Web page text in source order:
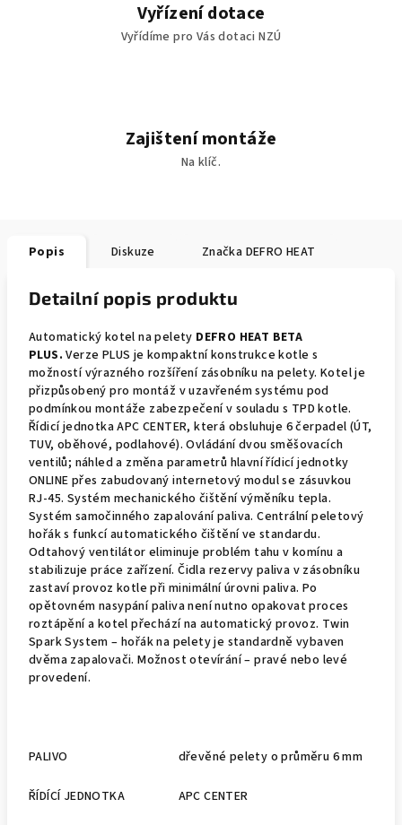
Vyřízení dotace
Vyřídíme pro Vás dotaci NZÚ
Zajištení montáže
Na klíč.
Popis Diskuze Značka DEFRO HEAT
Detailní popis produktu
Automatický kotel na pelety DEFRO HEAT BETA
PLUS. Verze PLUS je kompaktní konstrukce kotle s
možností výrazného rozšíření zásobníku na pelety. Kotel je
přizpůsobený pro montáž v uzavřeném systému pod
podmínkou montáže zabezpečení v souladu s TPD kotle.
Řídicí jednotka APC CENTER, která obsluhuje 6 čerpadel (ÚT,
TUV, oběhové, podlahové). Ovládání dvou směšovacích
ventilů; náhled a změna parametrů hlavní řídicí jednotky
ONLINE přes zabudovaný internetový modul se zásuvkou
RJ-45. Systém mechanického čištění výměníku tepla.
Systém samočinného zapalování paliva. Centrální peletový
hořák s funkcí automatického čištění ve standardu.
Odtahový ventilátor eliminuje problém tahu v komínu a
stabilizuje práce zařízení. Čidla rezervy paliva v zásobníku
zastaví provoz kotle při minimální úrovni paliva. Po
opětovném nasypání paliva není nutno opakovat proces
roztápění a kotel přechází na automatický provoz. Twin
Spark System – hořák na pelety je standardně vybaven
dvěma zapalovači. Možnost otevírání – pravé nebo levé
provedení.
PALIVO dřevěné pelety o průměru 6 mm
ŘÍDÍCÍ JEDNOTKA APC CENTER